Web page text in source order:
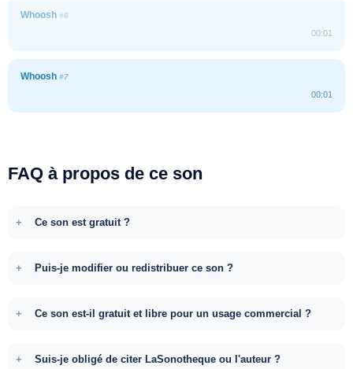
Whoosh #6
00:01
Whoosh #7
00:01
FAQ à propos de ce son
Ce son est gratuit ?
Puis-je modifier ou redistribuer ce son ?
Ce son est-il gratuit et libre pour un usage commercial ?
Suis-je obligé de citer LaSonotheque ou l'auteur ?